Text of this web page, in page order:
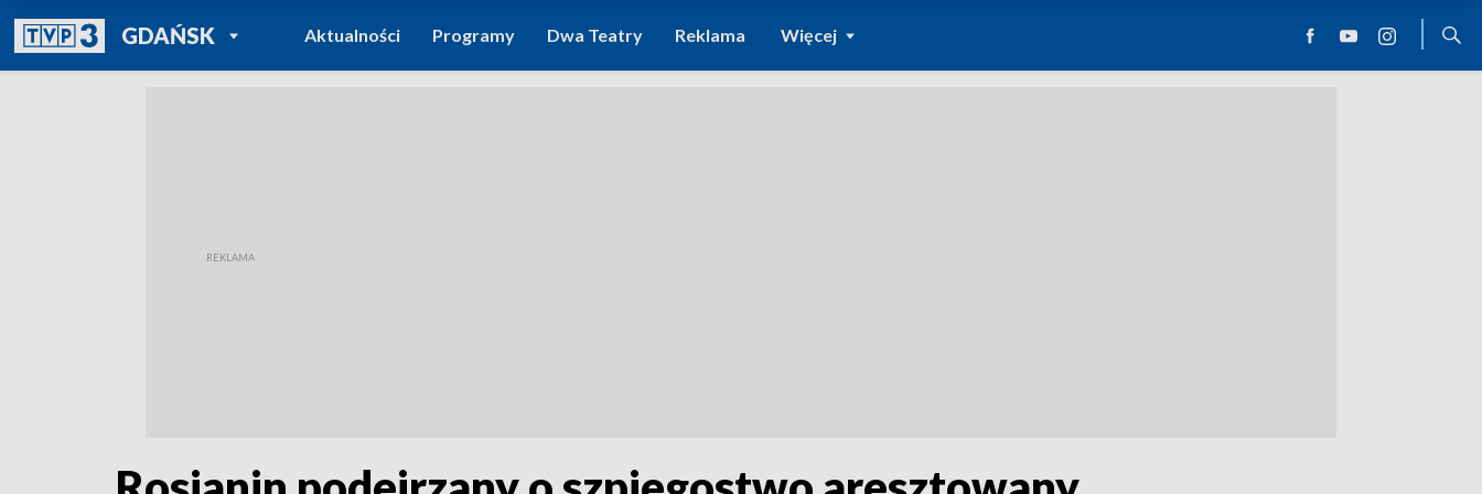
GDAŃSKPOWRÓT DO
TVP REGIONY
Aktualności Programy Dwa Teatry Reklama Więcej